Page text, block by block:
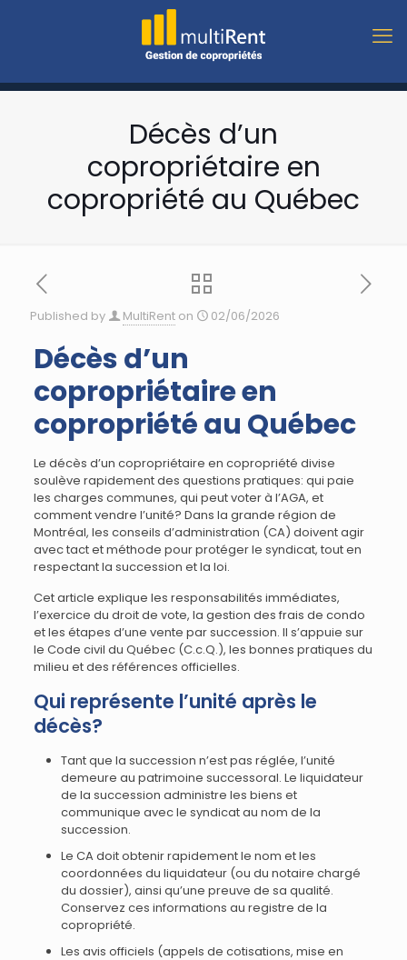
Décès d’un
copropriétaire en
copropriété au Québec
Published by MultiRent on 02/06/2026
Décès d’un
copropriétaire en
copropriété au Québec
Le décès d’un copropriétaire en copropriété divise
soulève rapidement des questions pratiques: qui paie
les charges communes, qui peut voter à l’AGA, et
comment vendre l’unité? Dans la grande région de
Montréal, les conseils d’administration (CA) doivent agir
avec tact et méthode pour protéger le syndicat, tout en
respectant la succession et la loi.
Cet article explique les responsabilités immédiates,
l’exercice du droit de vote, la gestion des frais de condo
et les étapes d’une vente par succession. Il s’appuie sur
le Code civil du Québec (C.c.Q.), les bonnes pratiques du
milieu et des références officielles.
Qui représente l’unité après le
décès?
Tant que la succession n’est pas réglée, l’unité
demeure au patrimoine successoral. Le liquidateur
de la succession administre les biens et
communique avec le syndicat au nom de la
succession.
Le CA doit obtenir rapidement le nom et les
coordonnées du liquidateur (ou du notaire chargé
du dossier), ainsi qu’une preuve de sa qualité.
Conservez ces informations au registre de la
copropriété.
Les avis officiels (appels de cotisations, mise en